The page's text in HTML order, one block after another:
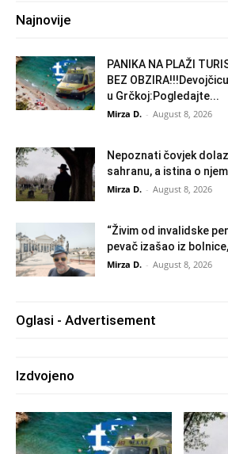
Najnovije
PANIKA NA PLAŽI
BEZ
u Grčkoj:Pogledajte...
Mirza D. - August 8, 2026
Nepoznati čovjek
sahranu, a istina o
Mirza D. - August 8, 2026
“Živim od invalidske
pevač izašao iz
Mirza D. - August 8, 2026
Oglasi - Advertisement
Izdvojeno